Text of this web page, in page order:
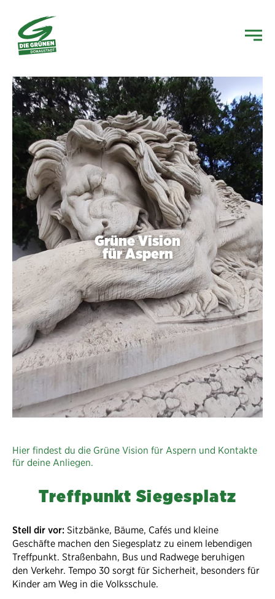
Grüne Vision
für Aspern
Hier findest du die Grüne Vision für Aspern und Kontakte
für deine Anliegen.
Treffpunkt Siegesplatz
Stell dir vor: Sitzbänke, Bäume, Cafés und kleine
Geschäfte machen den Siegesplatz zu einem lebendigen
Treffpunkt. Straßenbahn, Bus und Radwege beruhigen
den Verkehr. Tempo 30 sorgt für Sicherheit, besonders für
Kinder am Weg in die Volksschule.